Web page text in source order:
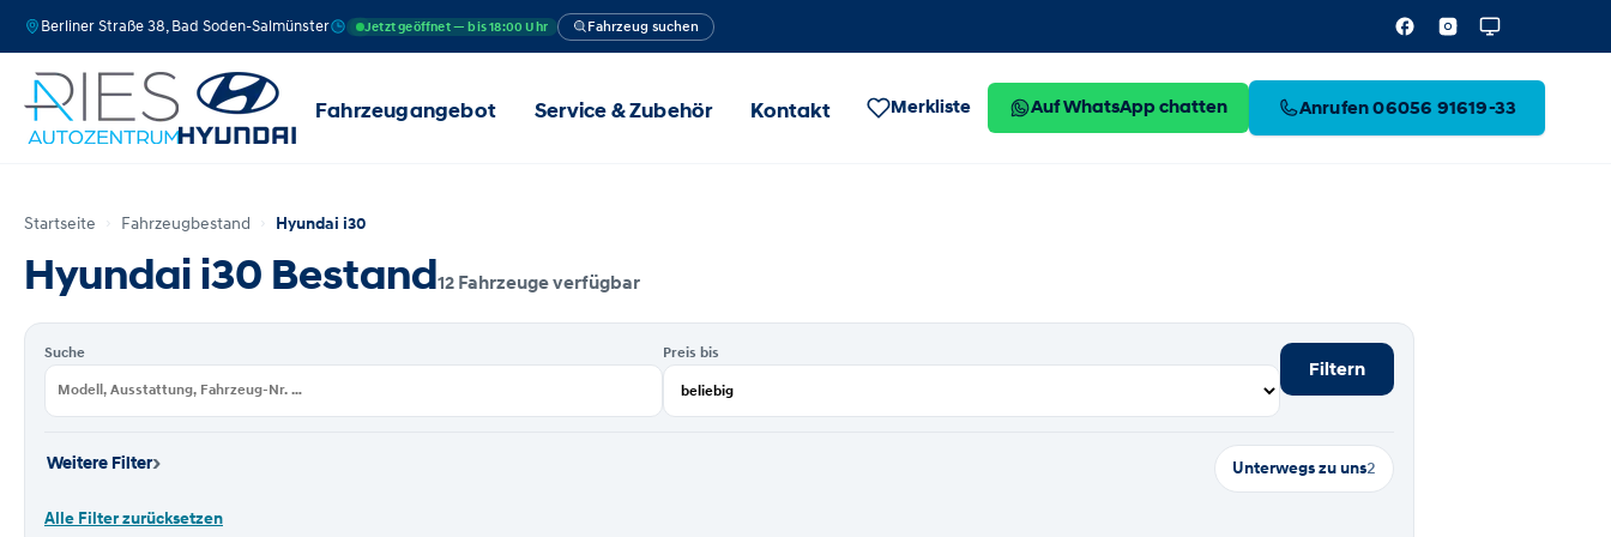
Berliner Straße 38, Bad Soden-Salmünster Jetzt geöffnet — bis 18:00 Uhr Fahrzeug suchen
Fahrzeugangebot Service & Zubehör Kontakt Merkliste Auf WhatsApp chatten Anrufen 06056 91619-33
Startseite Fahrzeugbestand Hyundai i30
Hyundai i30 Bestand12 Fahrzeuge verfügbar
Suche Preis bis
Filtern
Weitere Filter› Unterwegs zu uns2
Alle Filter zurücksetzen